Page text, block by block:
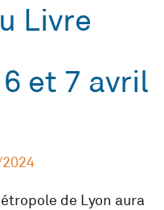
Livre
et 7 avril
de Lyon aura